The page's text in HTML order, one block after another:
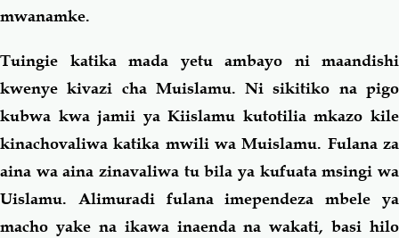
mwanamke.
Tuingie katika mada yetu ambayo ni maandishi
kwenye kivazi cha Muislamu. Ni sikitiko na pigo
kubwa kwa jamii ya Kiislamu kutotilia mkazo kile
kinachovaliwa katika mwili wa Muislamu. Fulana za
aina wa aina zinavaliwa tu bila ya kufuata msingi wa
Uislamu. Alimuradi fulana imependeza mbele ya
macho yake na ikawa inaenda na wakati, basi hilo